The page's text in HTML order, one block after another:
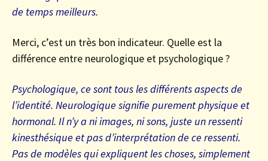
de temps meilleurs.
Merci, c’est un très bon indicateur. Quelle est la
différence entre neurologique et psychologique ?
Psychologique, ce sont tous les différents aspects de
l’identité. Neurologique signifie purement physique et
hormonal. Il n’y a ni images, ni sons, juste un ressenti
kinesthésique et pas d’interprétation de ce ressenti.
Pas de modèles qui expliquent les choses, simplement